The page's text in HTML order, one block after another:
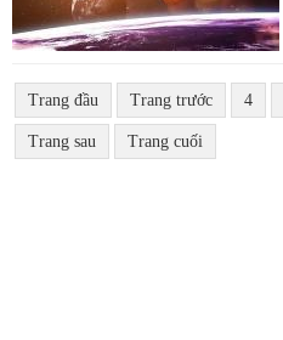
Trang đầu Trang trước 4
Trang sau Trang cuối